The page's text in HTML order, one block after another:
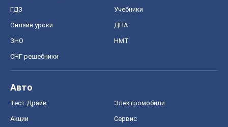
ГДЗ Учебники
Онлайн уроки ДПА
ЗНО НМТ
СНГ решебники
Авто
Тест Драйв Электромобили
Акции Сервис